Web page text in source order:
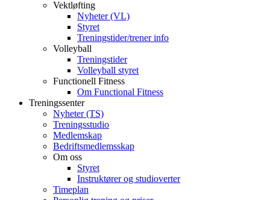
Vektløfting
Nyheter (VL)
Styret
Treningstider/trener info
Volleyball
Treningstider
Volleyball styret
Functionell Fitness
Om Functional Fitness
Treningssenter
Nyheter (TS)
Treningsstudio
Medlemskap
Bedriftsmedlemsskap
Om oss
Styret
Instruktører og studioverter
Timeplan